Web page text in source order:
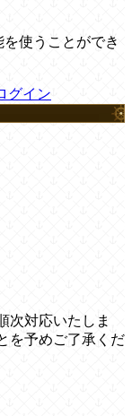
使うことができ
グイン
次対応いたしま
を予めご了承くだ